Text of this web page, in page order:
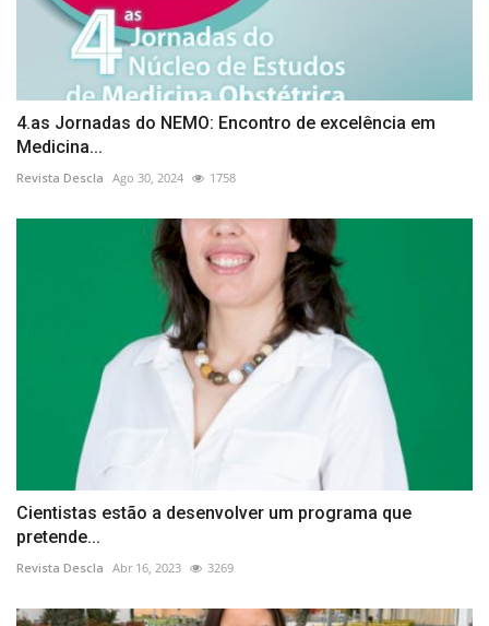
4.as Jornadas do NEMO: Encontro de excelência em
Medicina...
Revista Descla Ago 30, 2024 1758
Cientistas estão a desenvolver um programa que
pretende...
Revista Descla Abr 16, 2023 3269